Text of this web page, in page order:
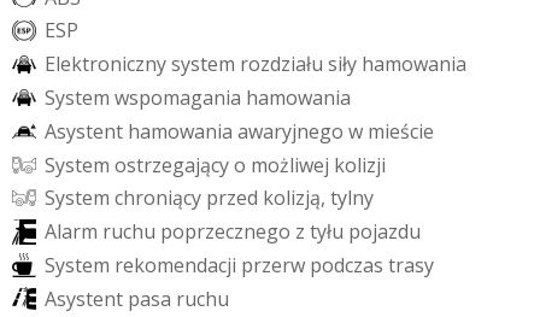
ESP
Elektronicznysystem rozdziału siły hamowania
System wspomagania hamowania
Asystent hamowania awaryjnego w mieście
System ostrzegającyo możliwej kolizji
System chroniący przed kolizją, tylny
Alarm ruchu poprzecznego z tyłu pojazdu
System rekomendacji przerw podczas trasy
Asystent pasa ruchu